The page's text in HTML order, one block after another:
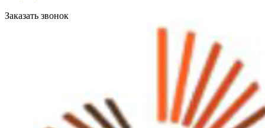
Заказать звонок